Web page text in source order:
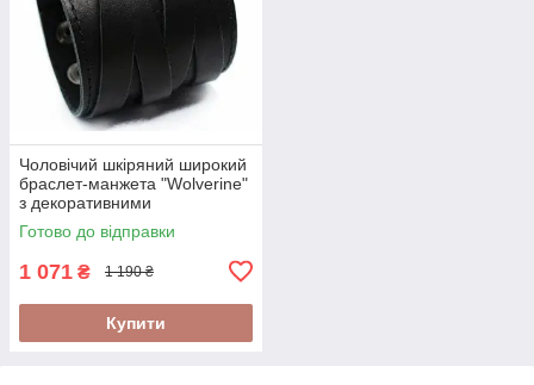
Чоловічий шкіряний широкий
браслет-манжета "Wolverine"
з декоративними
переплетеними смужками
Готово до відправки
1 071 ₴ 1 190 ₴
Купити